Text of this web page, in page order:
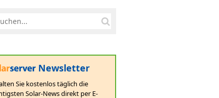
Newsletter
Sie kostenlos täglich die
Solar-News direkt per E-